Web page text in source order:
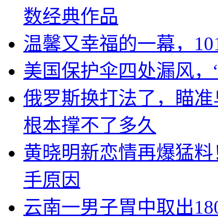
数经典作品
温馨又幸福的一幕，
美国保护伞四处漏风
俄罗斯换打法了，瞄
根本撑不了多久
黄晓明新恋情再爆猛
手原因
云南一男子胃中取出